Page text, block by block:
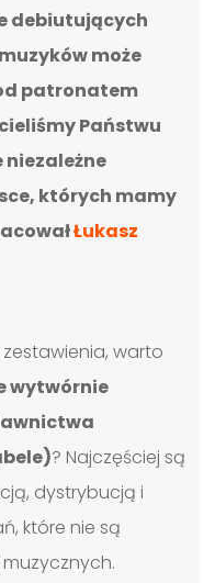
debiutujących
może
patronatem
Państwu
których mamy
Łukasz
warto
wytwórnie
? Najczęściej są
dystrybucją i
które nie są